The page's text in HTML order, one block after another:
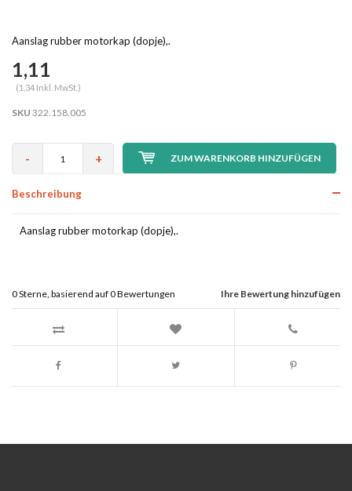
Aanslag rubber motorkap (dopje),.
1,11
(1,34 Inkl. MwSt.)
SKU 322.158.005
- + ZUM WARENKORB HINZUFÜGEN
Beschreibung
Aanslag rubber motorkap (dopje),.
Ihre Bewertung hinzufügen
0Sterne, basierend auf0Bewertungen